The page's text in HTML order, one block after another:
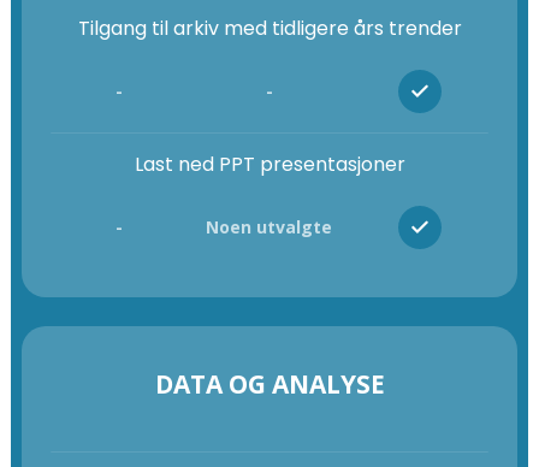
Tilgang til arkiv med tidligere års trender
- -
Last ned PPT presentasjoner
- Noen utvalgte
DATA OG ANALYSE